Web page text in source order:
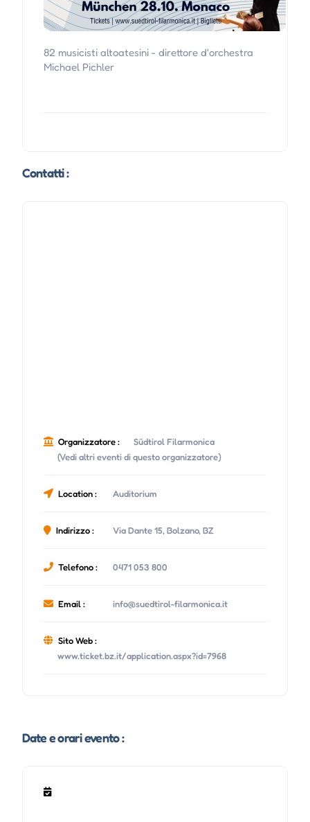
82 musicisti altoatesini - direttore d'orchestra
Michael Pichler
Contatti :
Organizzatore :
Südtirol Filarmonica
(Vedi altri eventi di questo organizzatore)
Location : Auditorium
Indirizzo : Via Dante 15, Bolzano, BZ
Telefono : 0471 053 800
Email : info@suedtirol-filarmonica.it
Sito Web :
www.ticket.bz.it/application.aspx?id=7968
Date e orari evento :